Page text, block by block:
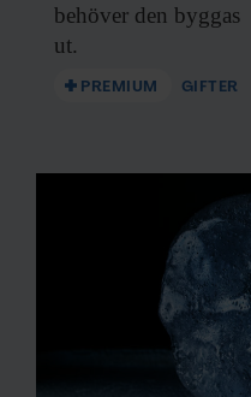
annons- och
Dessa kan i sin tur
information som du har
behöver den byggas
ut.
PREMIUM GIFTER